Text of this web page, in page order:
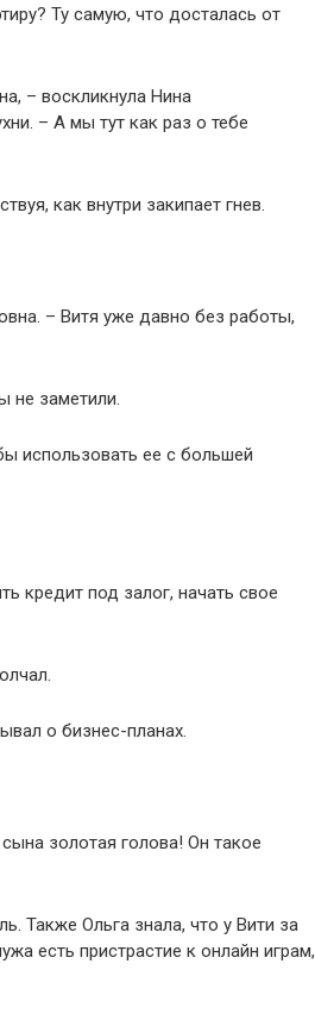
Ту самую, что досталась от
– воскликнула Нина
– А мы тут как раз о тебе
как внутри закипает гнев.
– Витя уже давно без работы,
не заметили.
использовать ее с большей
кредит под залог, начать свое
о бизнес-планах.
золотая голова! Он такое
Также Ольга знала, что у Вити за
есть пристрастие к онлайн играм,